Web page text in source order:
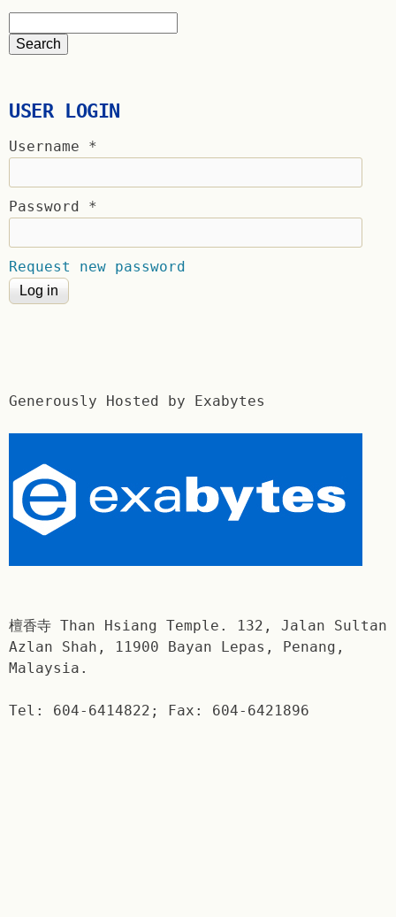
USER LOGIN
Username *
Password *
Request new password
Generously Hosted by Exabytes
檀香寺 Than Hsiang Temple. 132, Jalan Sultan
Azlan Shah, 11900 Bayan Lepas, Penang,
Malaysia.
Tel: 604-6414822; Fax: 604-6421896